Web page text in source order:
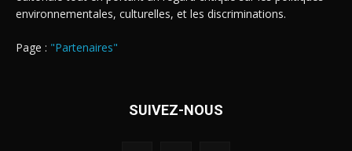
environnementales, culturelles, et les discriminations.
Page : "Partenaires"
SUIVEZ-NOUS